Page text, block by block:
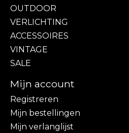
OUTDOOR
VERLICHTING
ACCESSOIRES
VINTAGE
SALE
Mijn account
Registreren
Mijn bestellingen
Mijn verlanglijst